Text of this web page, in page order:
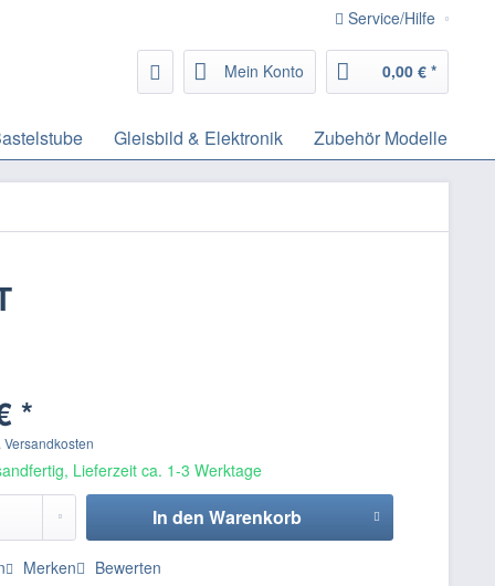
Service/Hilfe
Mein Konto 0,00 € *
Gleisbild & Elektronik Zubehör
*
Versandkosten
Lieferzeit ca. 1-3 Werktage
In den Warenkorb
Merken Bewerten